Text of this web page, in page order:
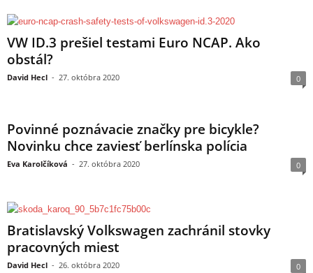
VW ID.3 prešiel testami Euro NCAP. Ako
obstál?
David Hecl - 27. októbra 2020 0
Povinné poznávacie značky pre bicykle?
Novinku chce zaviesť berlínska polícia
Eva Karolčíková - 27. októbra 2020 0
Bratislavský Volkswagen zachránil stovky
pracovných miest
David Hecl - 26. októbra 2020 0